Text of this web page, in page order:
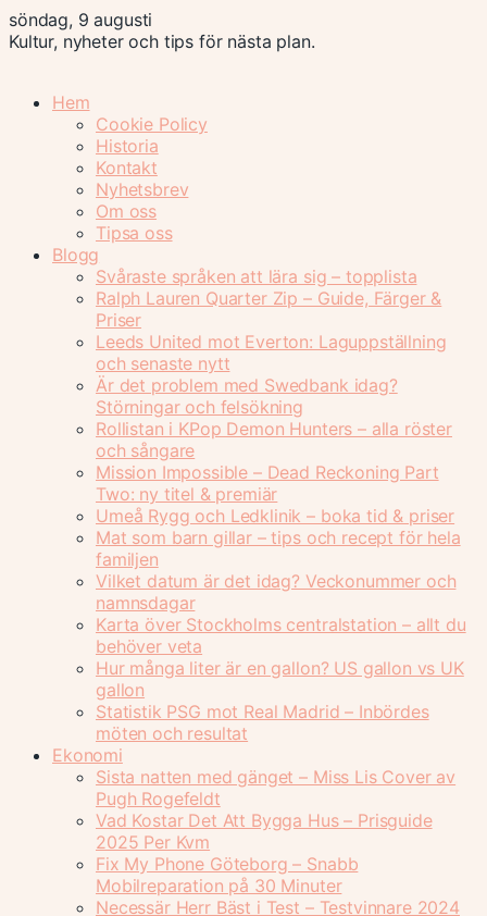
söndag, 9 augusti
Kultur, nyheter och tips för nästa plan.
Hem
Cookie Policy
Historia
Kontakt
Nyhetsbrev
Om oss
Tipsa oss
Blogg
Svåraste språken att lära sig – topplista
Ralph Lauren Quarter Zip – Guide, Färger &
Priser
Leeds United mot Everton: Laguppställning
och senaste nytt
Är det problem med Swedbank idag?
Störningar och felsökning
Rollistan i KPop Demon Hunters – alla röster
och sångare
Mission Impossible – Dead Reckoning Part
Two: ny titel & premiär
Umeå Rygg och Ledklinik – boka tid & priser
Mat som barn gillar – tips och recept för hela
familjen
Vilket datum är det idag? Veckonummer och
namnsdagar
Karta över Stockholms centralstation – allt du
behöver veta
Hur många liter är en gallon? US gallon vs UK
gallon
Statistik PSG mot Real Madrid – Inbördes
möten och resultat
Ekonomi
Sista natten med gänget – Miss Lis Cover av
Pugh Rogefeldt
Vad Kostar Det Att Bygga Hus – Prisguide
2025 Per Kvm
Fix My Phone Göteborg – Snabb
Mobilreparation på 30 Minuter
Necessär Herr Bäst i Test – Testvinnare 2024